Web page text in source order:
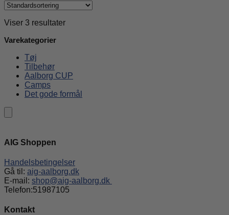
Viser 3 resultater
Varekategorier
Tøj
Tilbehør
Aalborg CUP
Camps
Det gode formål
AIG Shoppen
Handelsbetingelser
Gå til: aig-aalborg.dk
E-mail: shop@aig-aalborg.dk
Telefon:51987105
Kontakt